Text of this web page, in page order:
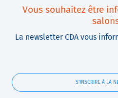
Vous souhaitez être
La newsletter CDA vous
S'INSCRIRE À LA